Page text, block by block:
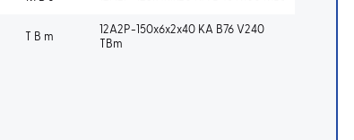
T B m
12A2P-150x6x2x40 KA B76 V240
TBm